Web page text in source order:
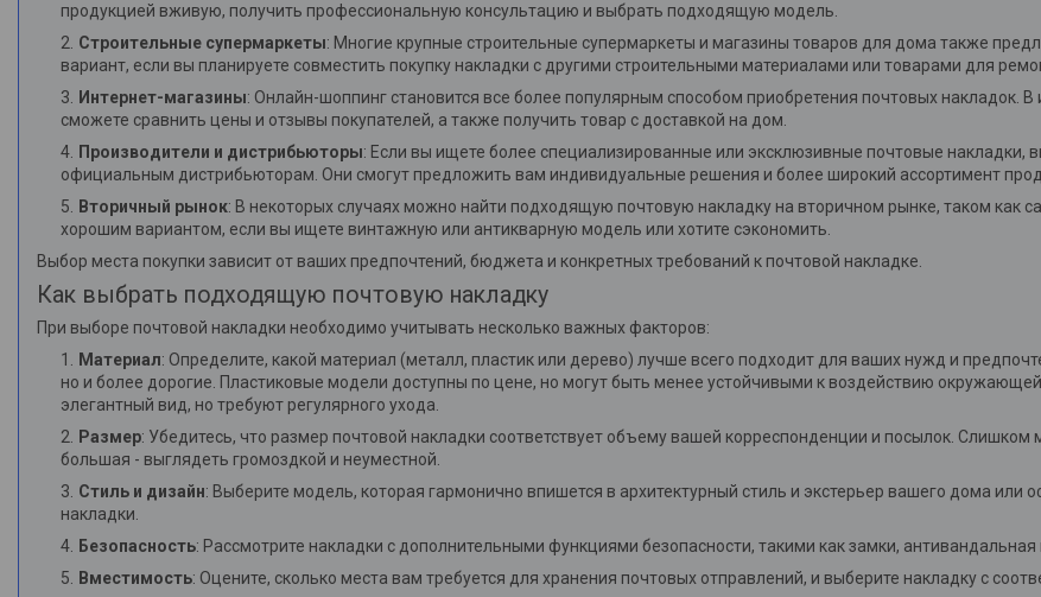
продукцией вживую, получить профессиональную консультацию и выбрать подходящую модель.
Строительные супермаркеты: Многие крупные строительные супермаркеты и магазины товаров для дома также
вариант, если вы планируете совместить покупку накладки с другими строительными материалами или товарами для
Интернет-магазины: Онлайн-шоппинг становится все более популярным способом приобретения почтовых накладок.
сможете сравнить цены и отзывы покупателей, а также получить товар с доставкой на дом.
Производители и дистрибьюторы: Если вы ищете более специализированные или эксклюзивные почтовые накладки,
официальным дистрибьюторам. Они смогут предложить вам индивидуальные решения и более широкий ассортимент
Вторичный рынок: В некоторых случаях можно найти подходящую почтовую накладку на вторичном рынке, таком
хорошим вариантом, если вы ищете винтажную или антикварную модель или хотите сэкономить.
Выбор места покупки зависит от ваших предпочтений, бюджета и конкретных требований к почтовой накладке.
Как выбрать подходящую почтовую накладку
При выборе почтовой накладки необходимо учитывать несколько важных факторов:
Материал: Определите, какой материал (металл, пластик или дерево) лучше всего подходит для ваших нужд и
но и более дорогие. Пластиковые модели доступны по цене, но могут быть менее устойчивыми к воздействию
элегантный вид, но требуют регулярного ухода.
Размер: Убедитесь, что размер почтовой накладки соответствует объему вашей корреспонденции и посылок.
большая - выглядеть громоздкой и неуместной.
Стиль и дизайн: Выберите модель, которая гармонично впишется в архитектурный стиль и экстерьер вашего дома или
накладки.
Безопасность: Рассмотрите накладки с дополнительными функциями безопасности, такими как замки, антивандальная
Вместимость: Оцените, сколько места вам требуется для хранения почтовых отправлений, и выберите накладку с